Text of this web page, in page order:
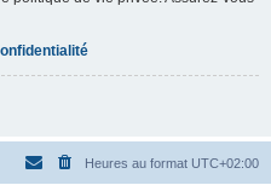
Heures au format UTC+02:00